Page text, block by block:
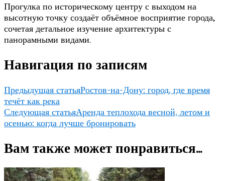
Прогулка по историческому центру с выходом на
высотную точку создаёт объёмное восприятие города,
сочетая детальное изучение архитектуры с
панорамными видами.
Навигация по записям
Предыдущая статьяРостов-на-Дону: город, где время
течёт как река
Следующая статьяАренда теплохода весной, летом и
осенью: когда лучше бронировать
Вам также может понравиться...